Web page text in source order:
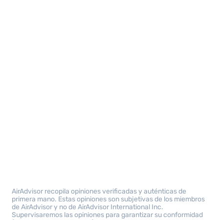
AirAdvisor recopila opiniones verificadas y auténticas de
primera mano. Estas opiniones son subjetivas de los miembros
de AirAdvisor y no de AirAdvisor International Inc.
Supervisaremos las opiniones para garantizar su conformidad